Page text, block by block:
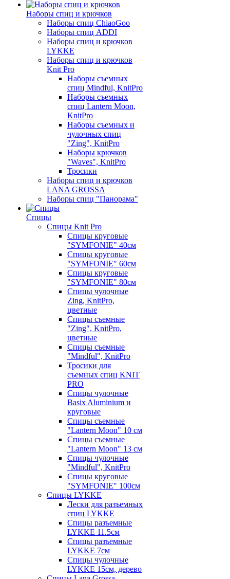
Наборы спиц и крючков
Наборы спиц ChiaoGoo
Наборы спиц ADDI
Наборы спиц и крючков
LYKKE
Наборы спиц и крючков
Knit Pro
Наборы съемных
спиц Mindful, KnitPro
Наборы съемных
спиц Lantern Moon,
KnitPro
Наборы съемных и
чулочных спиц
"Zing", KnitPro
Наборы крючков
"Waves", KnitPro
Тросики
Наборы спиц и крючков
LANA GROSSA
Наборы спиц "Панорама"
Спицы
Спицы Knit Pro
Спицы круговые
"SYMFONIE" 40см
Спицы круговые
"SYMFONIE" 60см
Спицы круговые
"SYMFONIE" 80см
Спицы чулочные
Zing, KnitPro,
цветные
Спицы съемные
"Zing", KnitPro,
цветные
Спицы съемные
"Mindful", KnitPro
Тросики для
съемных спиц KNIT
PRO
Спицы чулочные
Basix Aluminium и
круговые
Спицы съемные
"Lantern Moon" 10 см
Спицы съемные
"Lantern Moon" 13 см
Спицы чулочные
"Mindful", KnitPro
Спицы круговые
"SYMFONIE" 100см
Спицы LYKKE
Лески для разъемных
спиц LYKKE
Спицы разъемные
LYKKE 11.5см
Спицы разъемные
LYKKE 7см
Спицы чулочные
LYKKE 15см, дерево